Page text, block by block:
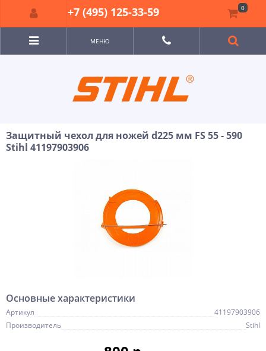
МЕНЮ
Защитный чехол для ножей d225 мм FS 55 - 590
Stihl 41197903906
Основные характеристики
Артикул
41197903906
Производитель
Stihl
+7 (495) 125-33-59 0